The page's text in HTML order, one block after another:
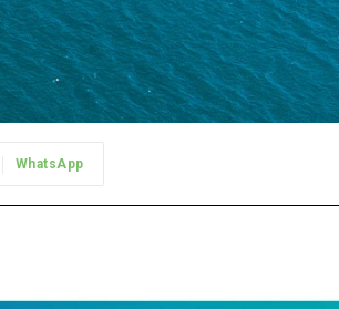
WhatsApp